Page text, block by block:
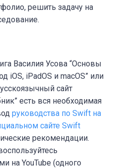
решить задачу на
Василия Усова “Основы
iOS, iPadOS и macOS” или
сайт
есть вся необходимая
руководства по Swift на
сайте Swift
рекомендации.
на YouTube (одного